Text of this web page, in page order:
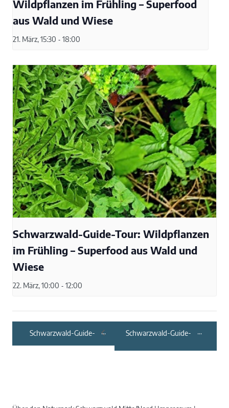
Wildpflanzen im Frühling – Superfood
aus Wald und Wiese
21. März, 15:30 - 18:00
Schwarzwald-Guide-Tour: Wildpflanzen
im Frühling – Superfood aus Wald und
Wiese
22. März, 10:00 - 12:00
Schwarzwald-Guide-
Schwarzwald-Guide-
April